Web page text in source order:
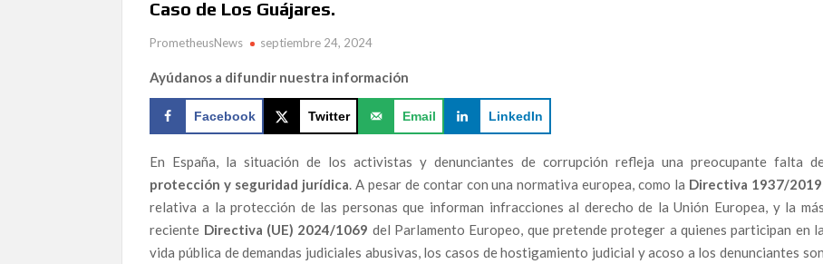
LOS GUARDIANES DEL GUADALQUIVIR: EL ACTIVISMO QUE SE ENFRENTA AL ECOCIDIO DE
¡Aquí estamos con nuevo formato!
Martín Rodríguez Márquez (ASEPUCAR) alerta sobre el impacto real de las macrogranjas en el Levante
almeriense
«La gran clavada popular» por Topolino Almería
El algoritmo indomable: La Inteligencia Artificial como el nuevo folclore de la resistencia.
The Human Element & Biological Risk: A Perceptual Audit for Marine Insurers in the Strait of Gibraltar.
El Estrecho de Gibraltar frente a un nuevo riesgo emergente: un informe alerta del impacto del Hantavirus
Andes en la seguridad marítima y la responsabilidad civil
Caso de Los Guájares.
PrometheusNews septiembre 24, 2024
Ayúdanos a difundir nuestra información
Facebook Twitter Email LinkedIn
En España, la situación de los activistas y denunciantes de corrupción refleja una preocupante falta
protección y seguridad jurídica. A pesar de contar con una normativa europea, como la Directiva 1937/2019
relativa a la protección de las personas que informan infracciones al derecho de la Unión Europea, y la más
reciente Directiva (UE) 2024/1069 del Parlamento Europeo, que pretende proteger a quienes participan en la
vida pública de demandas judiciales abusivas, los casos de hostigamiento judicial y acoso a los denunciantes son